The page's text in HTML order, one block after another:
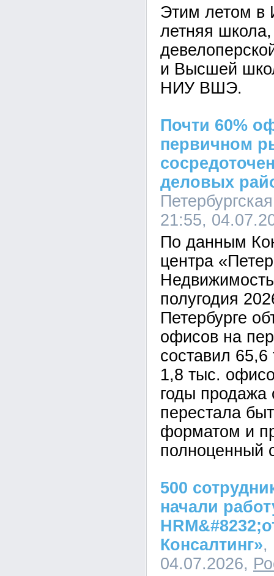
Этим летом в
летняя
и Высшей
НИУ ВШЭ.
Почти 60%
первичном
деловых
21:55,
По данным
центра
полугодия
Петербурге
офисов на
составил
1,8 тыс.
годы продажа
перестала
форматом и
полноценный
500
начали
Консалтинг»,
04.07.2026,